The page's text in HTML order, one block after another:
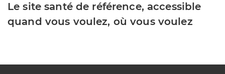
Le site santé de référence, accessible
quand vous voulez, où vous voulez